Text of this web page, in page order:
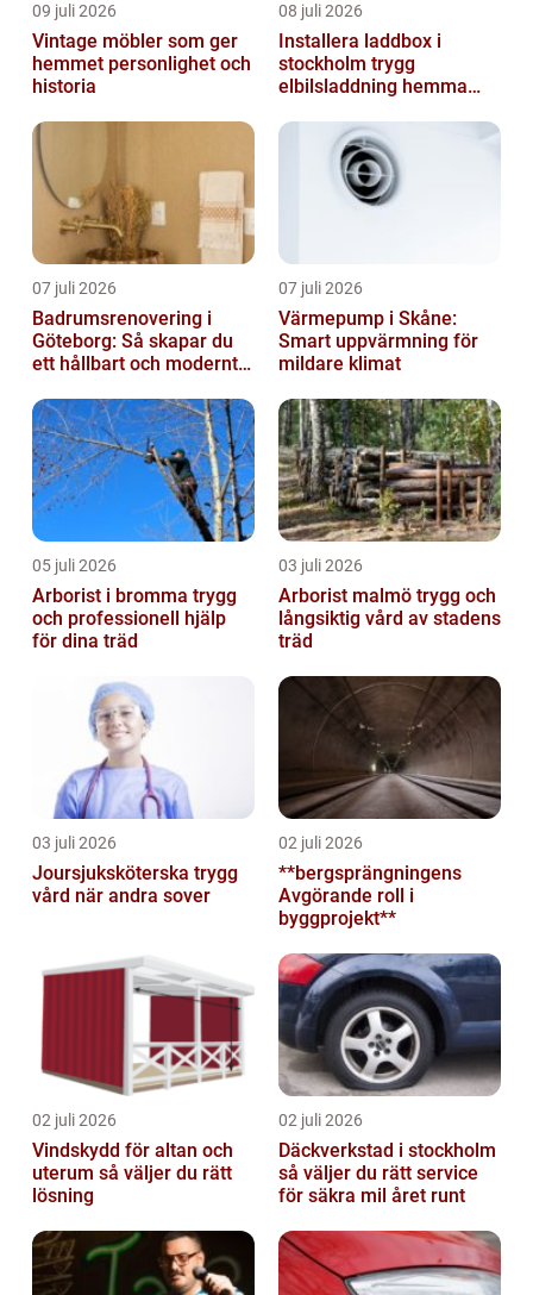
09 juli 2026
Vintage möbler som ger
hemmet personlighet och
historia
08 juli 2026
Installera laddbox i
stockholm trygg
elbilsladdning hemma
07 juli 2026
Badrumsrenovering i
Göteborg: Så skapar du
ett hållbart och modernt
07 juli 2026
Värmepump i Skåne:
Smart uppvärmning för
mildare klimat
05 juli 2026
Arborist i bromma trygg
och professionell hjälp
för dina träd
03 juli 2026
Arborist malmö trygg och
långsiktig vård av stadens
träd
03 juli 2026
Joursjuksköterska trygg
vård när andra sover
02 juli 2026
**bergsprängningens
Avgörande roll i
byggprojekt**
02 juli 2026
Vindskydd för altan och
uterum så väljer du rätt
lösning
02 juli 2026
Däckverkstad i stockholm
så väljer du rätt service
för säkra mil året runt